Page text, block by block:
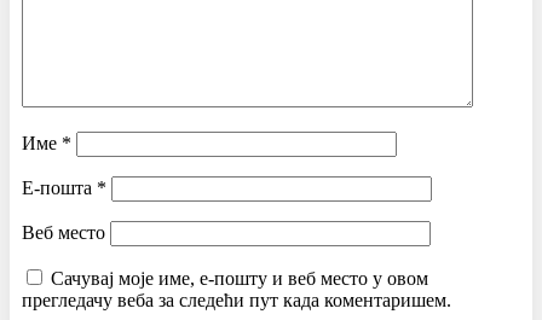
Име *
Е-пошта *
Веб место
Сачувај моје име, е-пошту и веб место у овом
прегледачу веба за следећи пут када коментаришем.